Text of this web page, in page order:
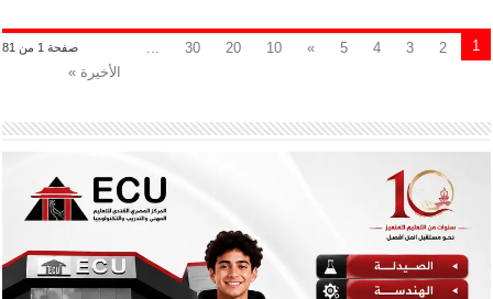
صفحة 1 من 81 1
2
3
4
5
»
10
20
30
الأخيرة »